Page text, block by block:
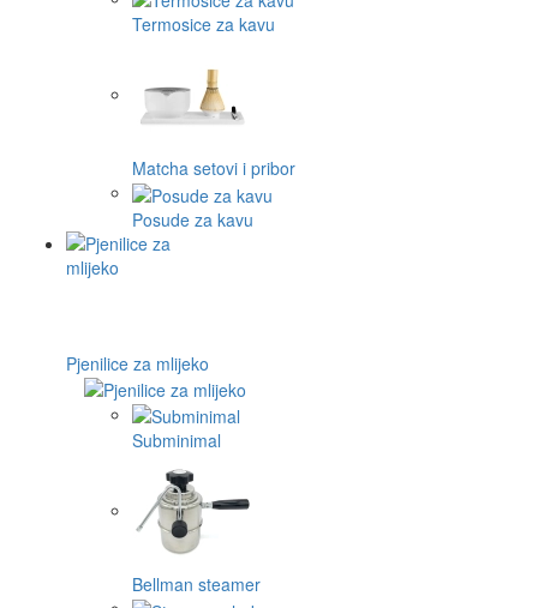
Termosice za kavu
Matcha setovi i pribor
Posude za kavu
Pjenilice za mlijeko
Subminimal
Bellman steamer